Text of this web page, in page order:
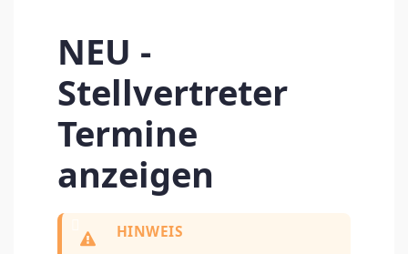
NEU -
Stellvertreter
Termine
anzeigen